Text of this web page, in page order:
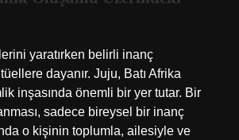
yaratırken belirli inanç
dayanır. Juju, Batı Afrika
inşasında önemli bir yer tutar. Bir
sadece bireysel bir inanç
o kişinin toplumla, ailesiyle ve